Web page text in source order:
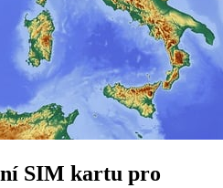
SIM kartu pro